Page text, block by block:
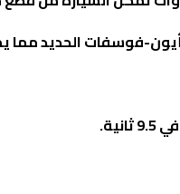
فوسفات الحديد مما
.